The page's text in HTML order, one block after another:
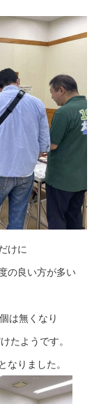
けに
の良い方が多い
は無くなり
たようです。
りました。